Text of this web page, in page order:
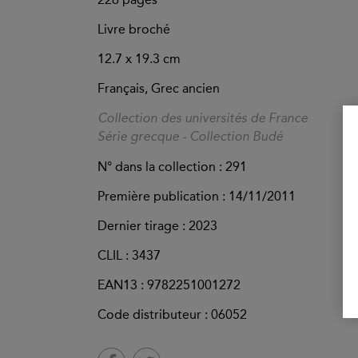
Livre broché
12.7 x 19.3 cm
Français, Grec ancien
Collection des universités de France
Série grecque - Collection Budé
N° dans la collection : 291
Première publication : 14/11/2011
Dernier tirage : 2023
CLIL : 3437
EAN13 : 9782251001272
Code distributeur : 06052